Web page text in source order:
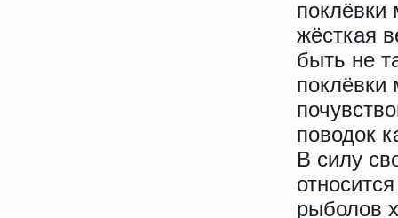
поклёвки
жёсткая
быть не
поклёвки
поводок
В силу
рыболов